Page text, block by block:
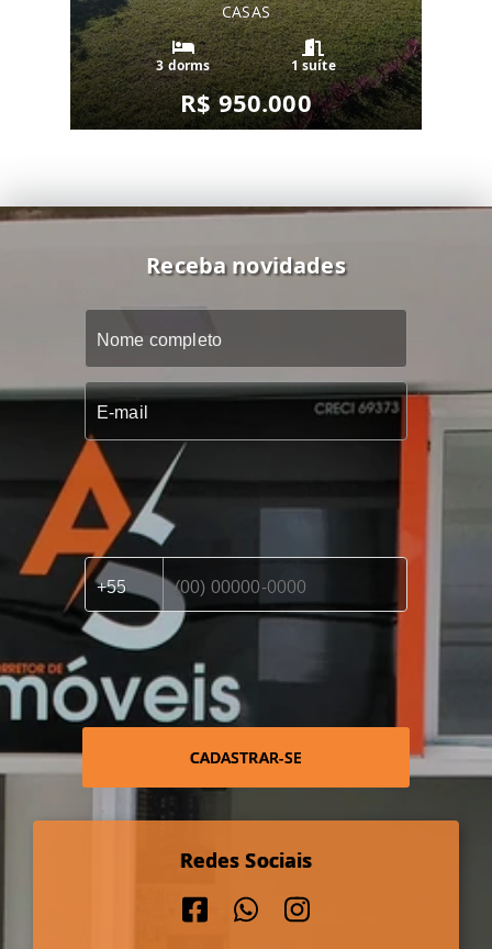
CASAS
3 dorms 1 suíte
R$ 950.000
Receba novidades
CADASTRAR-SE
Redes Sociais